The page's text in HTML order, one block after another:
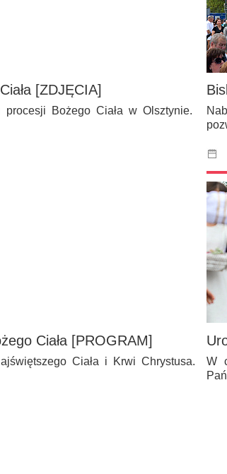
[ZDJĘCIA]
Bożego Ciała w Olsztynie.
Ciała [PROGRAM]
Ciała i Krwi Chrystusa.
W